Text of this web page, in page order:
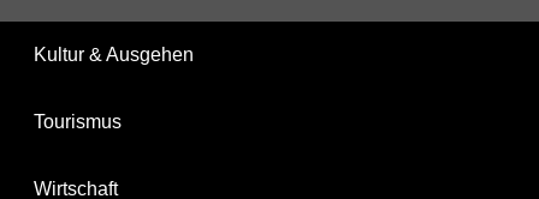
Kultur & Ausgehen
Tourismus
Wirtschaft